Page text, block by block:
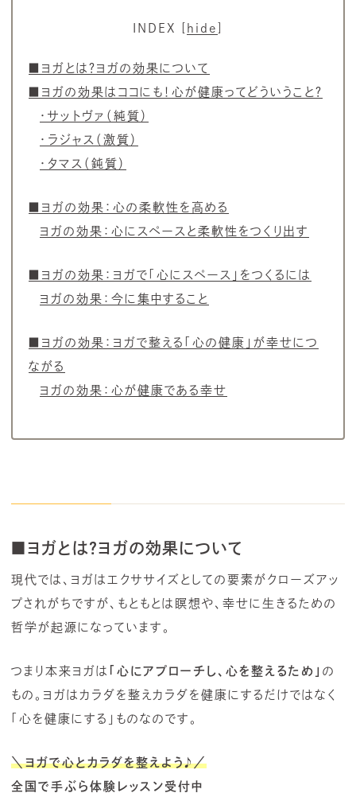
INDEX hide
■ヨガとは？ヨガの効果について
■ヨガの効果はココにも！心が健康ってどういうこと？
・サットヴァ（純質）
・ラジャス（激質）
・タマス（鈍質）
■ヨガの効果：心の柔軟性を高める
ヨガの効果：心にスペースと柔軟性をつくり出す
■ヨガの効果：ヨガで「心にスペース」をつくるには
ヨガの効果：今に集中すること
■ヨガの効果：ヨガで整える「心の健康」が幸せにつ
ながる
ヨガの効果：心が健康である幸せ
■ヨガとは？ヨガの効果について
現代では、ヨガはエクササイズとしての要素がクローズアッ
プされがちですが、もともとは瞑想や、幸せに生きるための
哲学が起源になっています。
つまり本来ヨガは 「心にアプローチし、心を整えるため」 の
もの。ヨガはカラダを整えカラダを健康にするだけではなく
「心を健康にする」ものなのです。
＼ヨガで心とカラダを整えよう♪／
全国で手ぶら体験レッスン受付中